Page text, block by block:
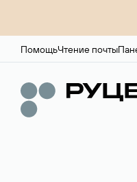
ПомощьЧтение почты